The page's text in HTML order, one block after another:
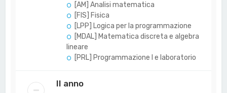
[AM] Analisi matematica
[FIS] Fisica
[LPP] Logica per la programmazione
[MDAL] Matematica discreta e algebra
lineare
[PRL] Programmazione I e laboratorio
II anno